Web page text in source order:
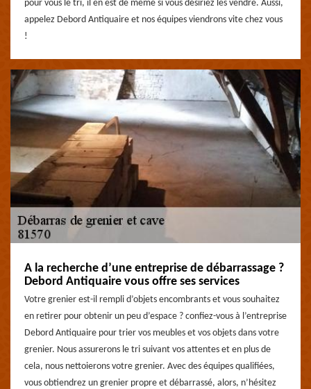
pour vous le tri, il en est de même si vous désiriez les vendre. Aussi,
appelez Debord Antiquaire et nos équipes viendrons vite chez vous
!
A la recherche d’une entreprise de débarrassage ?
Debord Antiquaire vous offre ses services
Votre grenier est-il rempli d’objets encombrants et vous souhaitez
en retirer pour obtenir un peu d’espace ? confiez-vous à l’entreprise
Debord Antiquaire pour trier vos meubles et vos objets dans votre
grenier. Nous assurerons le tri suivant vos attentes et en plus de
cela, nous nettoierons votre grenier. Avec des équipes qualifiées,
vous obtiendrez un grenier propre et débarrassé, alors, n’hésitez